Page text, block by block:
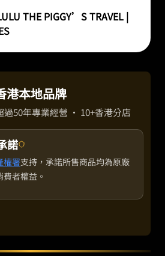
THE PIGGY’S TRAVEL |
港本地品牌
過50年專業經營 · 10+香港分店
諾
權署支持，承諾所售商品均為原廠
者權益。